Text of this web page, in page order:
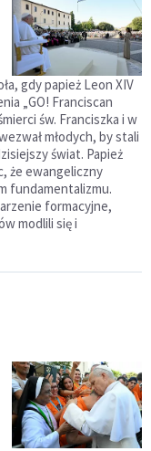
gdy papież Leon XIV
„GO! Franciscan
św. Franciszka i w
młodych, by stali
świat. Papież
że ewangeliczny
fundamentalizmu.
formacyjne,
modlili się i